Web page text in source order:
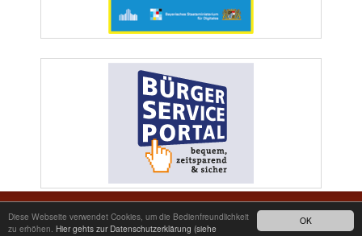
OK
Diese Webseite verwendet Cookies, um die Bedienfreundlichkeit
zu erhöhen. Hier gehts zur Datenschutzerklärung (siehe
09634/2511 | E-Mail: poststelle@wiesau.de